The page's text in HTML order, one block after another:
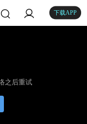
下载APP
之后重试